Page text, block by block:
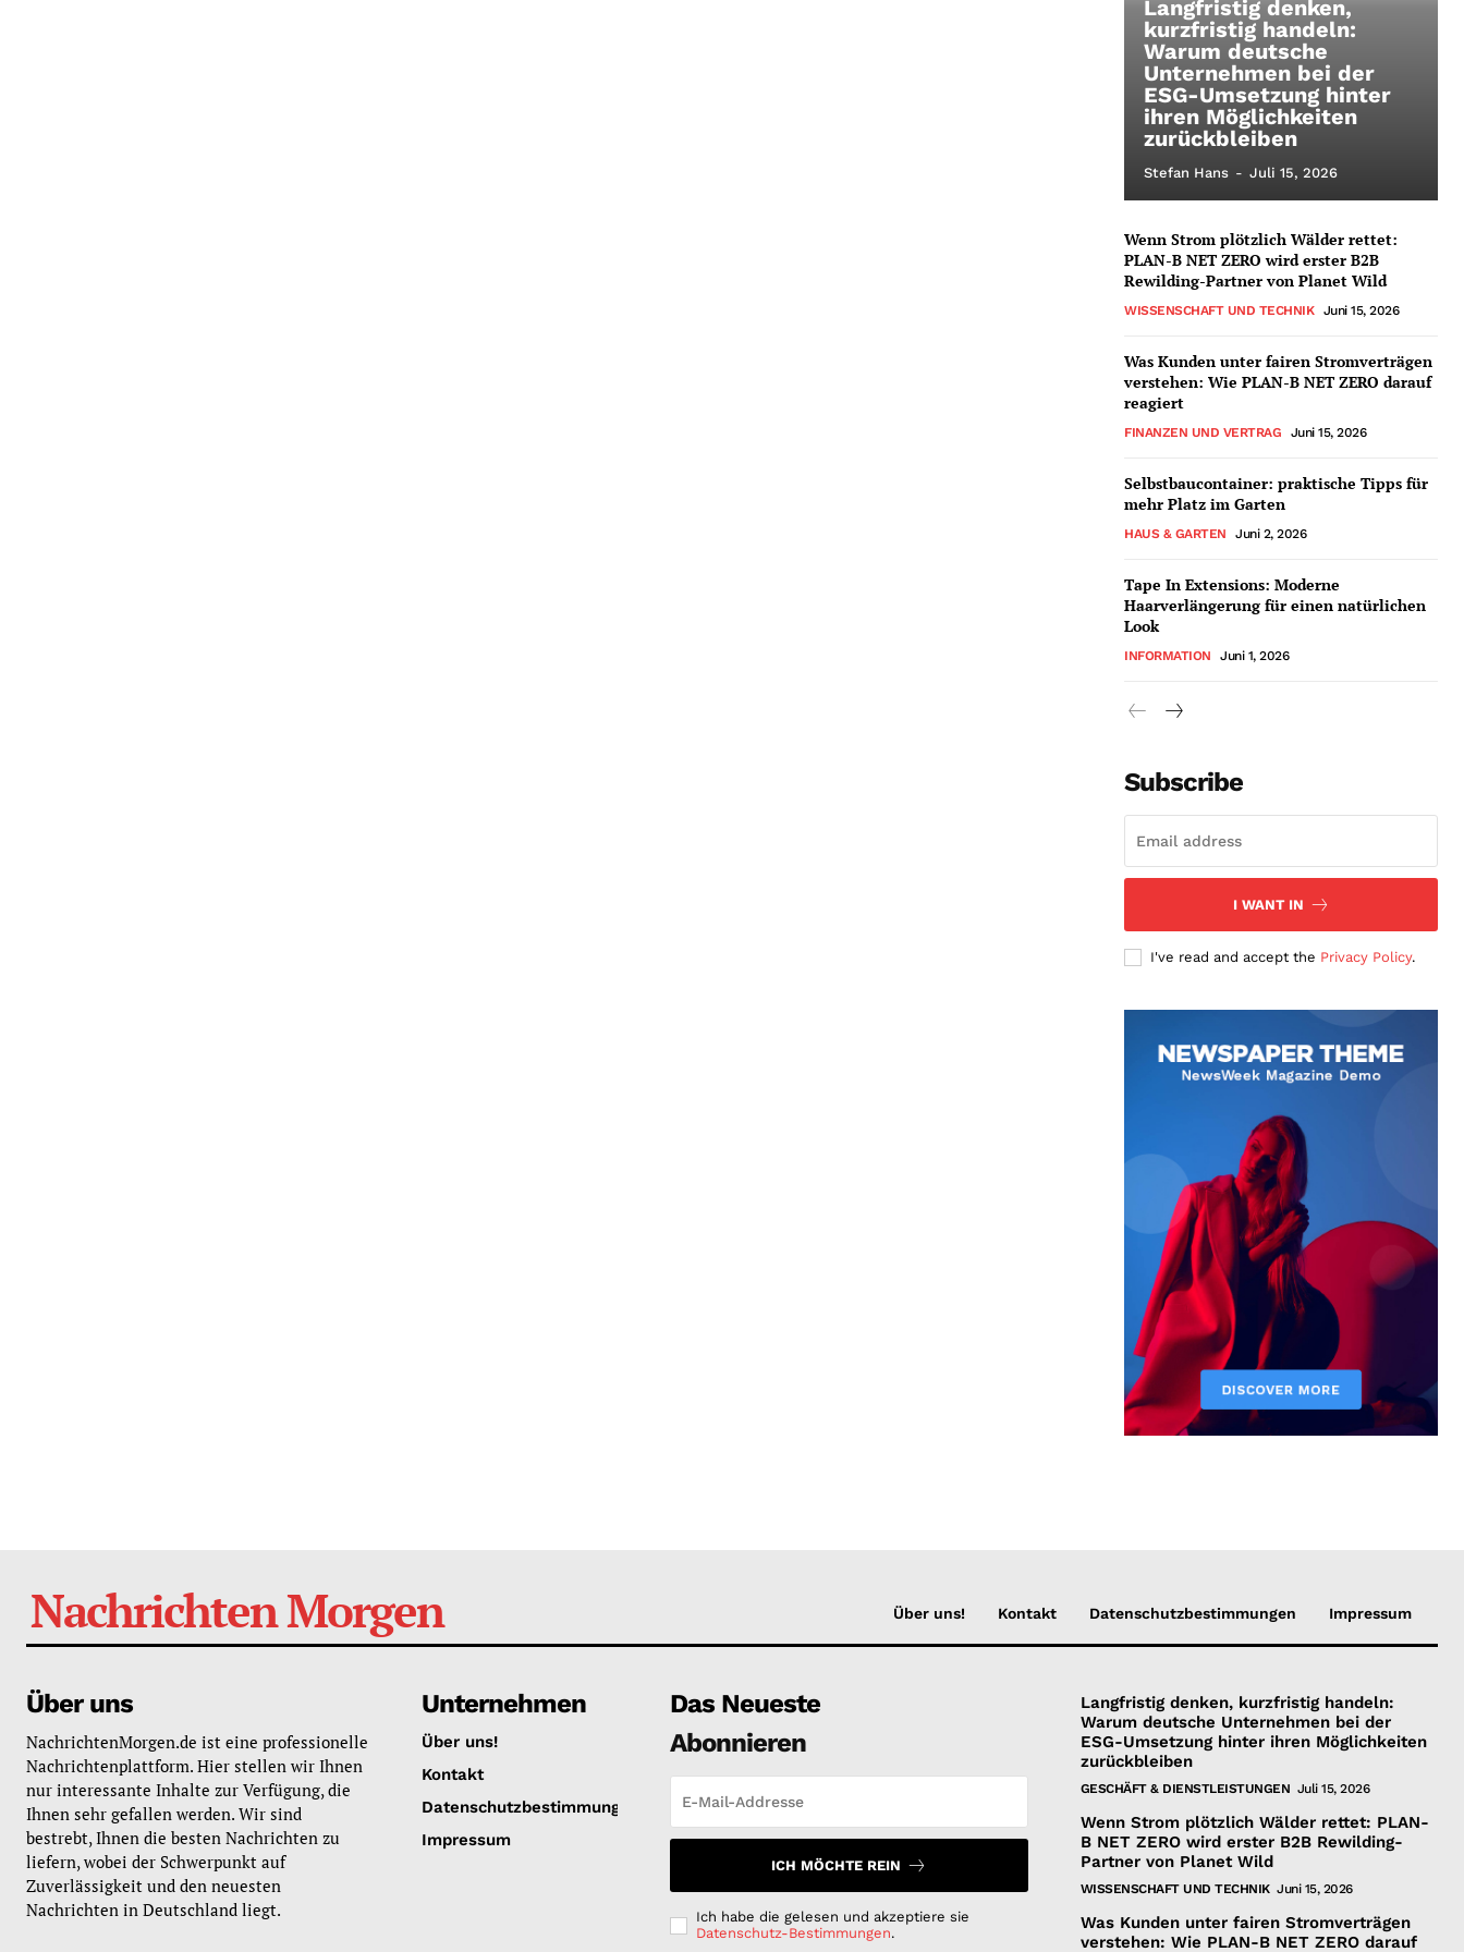
Langfristig denken,
kurzfristig handeln:
Warum deutsche
Unternehmen bei der
ESG-Umsetzung hinter
ihren Möglichkeiten
zurückbleiben
Stefan Hans - Juli 15, 2026
Wenn Strom plötzlich Wälder rettet:
PLAN-B NET ZERO wird erster B2B
Rewilding-Partner von Planet Wild
WISSENSCHAFT UND TECHNIK Juni 15, 2026
Was Kunden unter fairen Stromverträgen
verstehen: Wie PLAN-B NET ZERO darauf
reagiert
FINANZEN UND VERTRAG Juni 15, 2026
Selbstbaucontainer: praktische Tipps für
mehr Platz im Garten
HAUS & GARTEN Juni 2, 2026
Tape In Extensions: Moderne
Haarverlängerung für einen natürlichen
Look
INFORMATION Juni 1, 2026
Subscribe
I WANT IN
I've read and accept the Privacy Policy.
Nachrichten Morgen Über uns! Kontakt Datenschutzbestimmungen Impressum
Über uns
NachrichtenMorgen.de ist eine professionelle
Nachrichtenplattform. Hier stellen wir Ihnen
nur interessante Inhalte zur Verfügung, die
Ihnen sehr gefallen werden. Wir sind
bestrebt, Ihnen die besten Nachrichten zu
liefern, wobei der Schwerpunkt auf
Zuverlässigkeit und den neuesten
Nachrichten in Deutschland liegt.
Unternehmen
Über uns!
Kontakt
Datenschutzbestimmungen
Impressum
Das Neueste
Abonnieren
ICH MÖCHTE REIN
Ich habe die gelesen und akzeptiere sie
Datenschutz-Bestimmungen.
Langfristig denken, kurzfristig handeln:
Warum deutsche Unternehmen bei der
ESG-Umsetzung hinter ihren Möglichkeiten
zurückbleiben
GESCHÄFT & DIENSTLEISTUNGEN Juli 15, 2026
Wenn Strom plötzlich Wälder rettet: PLAN-
B NET ZERO wird erster B2B Rewilding-
Partner von Planet Wild
WISSENSCHAFT UND TECHNIK Juni 15, 2026
Was Kunden unter fairen Stromverträgen
verstehen: Wie PLAN-B NET ZERO darauf